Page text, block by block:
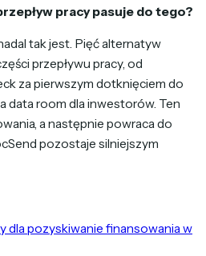
pracy pasuje do tego?
tak jest. Pięć alternatyw
przepływu pracy, od
za pierwszym dotknięciem do
data room dla inwestorów. Ten
a następnie powraca do
pozostaje silniejszym
dla pozyskiwanie finansowania w